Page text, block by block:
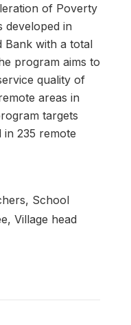
of Poverty
developed in
Bank with a total
program aims to
quality of
areas in
targets
235 remote
School
Village head